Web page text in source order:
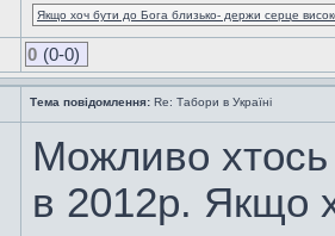
Якщо хоч бути до Бога близько- держи серце
0 (0-0)
Тема повідомлення: Re: Табори в Україні
Можливо хтось
в 2012р. Якщо